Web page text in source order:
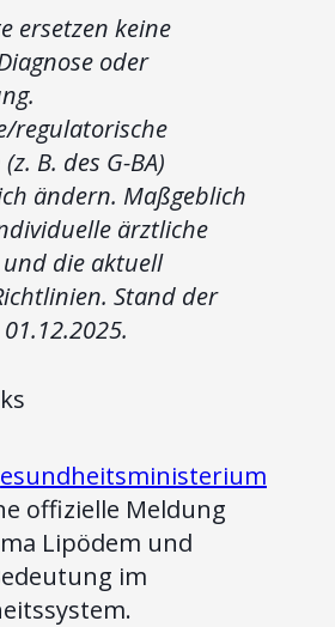
ersetzen keine
oder
regulatorische
B. des G-BA)
ändern. Maßgeblich
ärztliche
die aktuell
Stand der
offizielle Meldung
Lipödem und
im